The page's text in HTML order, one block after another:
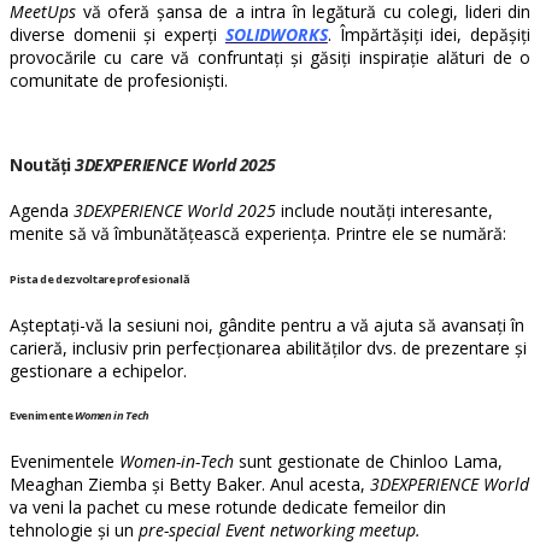
MeetUps vă oferă șansa de a intra în legătură cu colegi, lideri din
diverse domenii și experți SOLIDWORKS. Împărtășiți idei, depășiți
provocările cu care vă confruntați și găsiți inspirație alături de o
comunitate de profesioniști.
Noutăți3DEXPERIENCE World 2025
Agenda 3DEXPERIENCE World 2025 include noutăți interesante,
menite să vă îmbunătățească experiența. Printre ele se numără:
Pista de dezvoltare profesională
Așteptați-vă la sesiuni noi, gândite pentru a vă ajuta să avansați în
carieră, inclusiv prin perfecționarea abilităților dvs. de prezentare și
gestionare a echipelor.
EvenimenteWomen in Tech
Evenimentele Women-in-Tech sunt gestionate de Chinloo Lama,
Meaghan Ziemba și Betty Baker. Anul acesta, 3DEXPERIENCE World
va veni la pachet cu mese rotunde dedicate femeilor din
tehnologie și un pre-special Event networking meetup.